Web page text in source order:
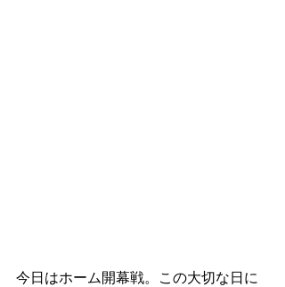
今日はホーム開幕戦。この大切な日に